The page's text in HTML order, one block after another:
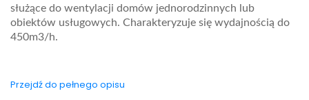
służące do wentylacji domów jednorodzinnych lub
obiektów usługowych. Charakteryzuje się wydajnością do
450m3/h.
Przejdź do pełnego opisu